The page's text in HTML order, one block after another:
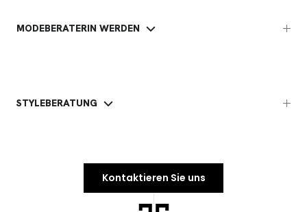
MODEBERATERIN WERDEN
STYLEBERATUNG
Kontaktieren Sie uns